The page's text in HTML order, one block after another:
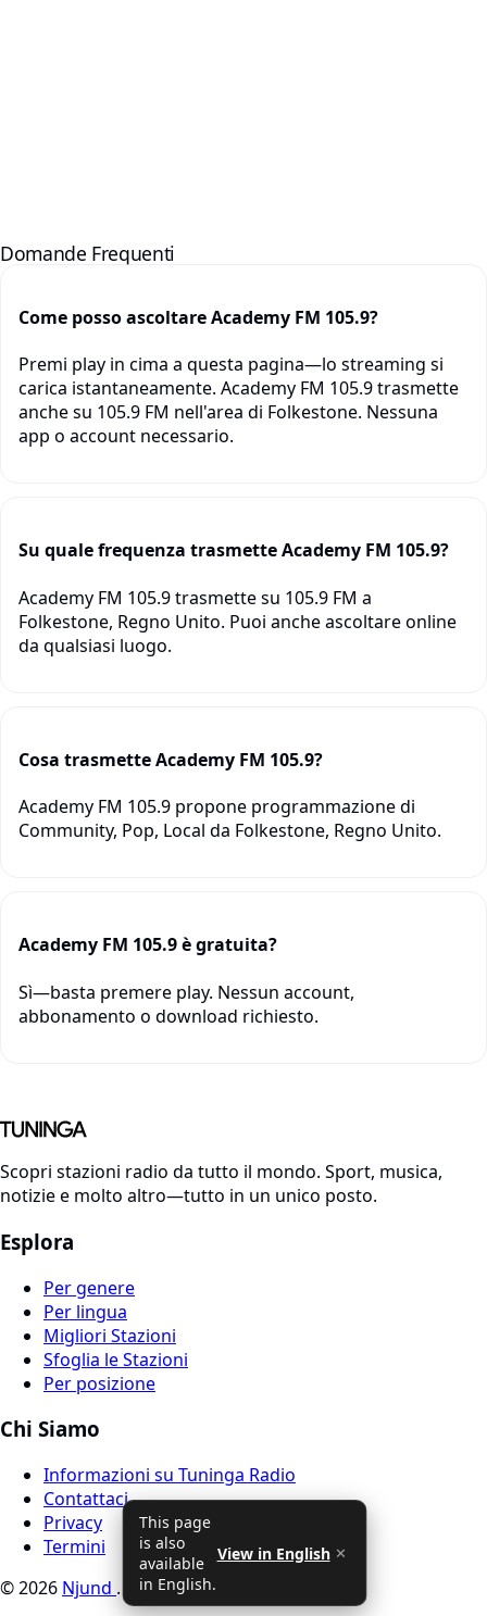
Domande Frequenti
Come posso ascoltare Academy FM 105.9?
Premi play in cima a questa pagina—lo streaming si
carica istantaneamente. Academy FM 105.9 trasmette
anche su 105.9 FM nell'area di Folkestone. Nessuna
app o account necessario.
Su quale frequenza trasmette Academy FM 105.9?
Academy FM 105.9 trasmette su 105.9 FM a
Folkestone, Regno Unito. Puoi anche ascoltare online
da qualsiasi luogo.
Cosa trasmette Academy FM 105.9?
Academy FM 105.9 propone programmazione di
Community, Pop, Local da Folkestone, Regno Unito.
Academy FM 105.9 è gratuita?
Sì—basta premere play. Nessun account,
abbonamento o download richiesto.
Scopri stazioni radio da tutto il mondo. Sport, musica,
notizie e molto altro—tutto in un unico posto.
Esplora
Per genere
Per lingua
Migliori Stazioni
Sfoglia le Stazioni
Per posizione
Chi Siamo
Informazioni su Tuninga Radio
Contattaci
Privacy
Termini
© 2026 Njund . Tutti i diritti riservati
This page
is also
available
in English.
View in English ✕